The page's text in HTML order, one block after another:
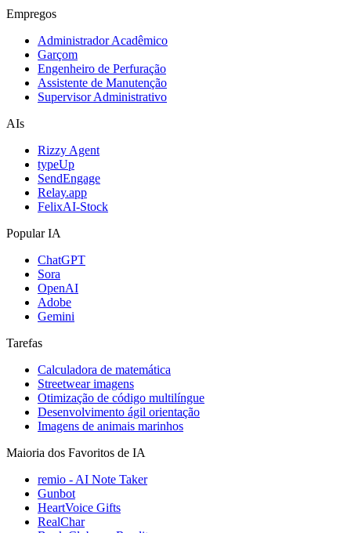
Empregos
Administrador Acadêmico
Garçom
Engenheiro de Perfuração
Assistente de Manutenção
Supervisor Administrativo
AIs
Rizzy Agent
typeUp
SendEngage
Relay.app
FelixAI-Stock
Popular IA
ChatGPT
Sora
OpenAI
Adobe
Gemini
Tarefas
Calculadora de matemática
Streetwear imagens
Otimização de código multilíngue
Desenvolvimento ágil orientação
Imagens de animais marinhos
Maioria dos Favoritos de IA
remio - AI Note Taker
Gunbot
HeartVoice Gifts
RealChar